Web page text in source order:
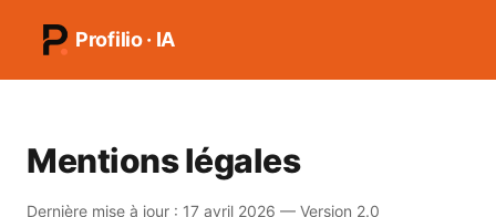
Profilio · IA
Mentions légales
Dernière mise à jour : 17 avril 2026 — Version 2.0